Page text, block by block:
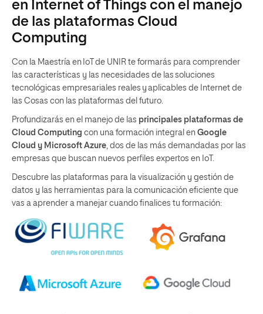
en Internet of Things con el manejo
de las plataformas Cloud
Computing
Con la Maestría en IoT de UNIR te formarás para comprender
las características y las necesidades de las soluciones
tecnológicas empresariales reales y aplicables de Internet de
las Cosas con las plataformas del futuro.
Profundizarás en el manejo de las principales plataformas de
Cloud Computing con una formación integral en Google
Cloud y Microsoft Azure, dos de las más demandadas por las
empresas que buscan nuevos perfiles expertos en IoT.
Descubre las plataformas para la visualización y gestión de
datos y las herramientas para la comunicación eficiente que
vas a aprender a manejar cuando finalices tu formación: